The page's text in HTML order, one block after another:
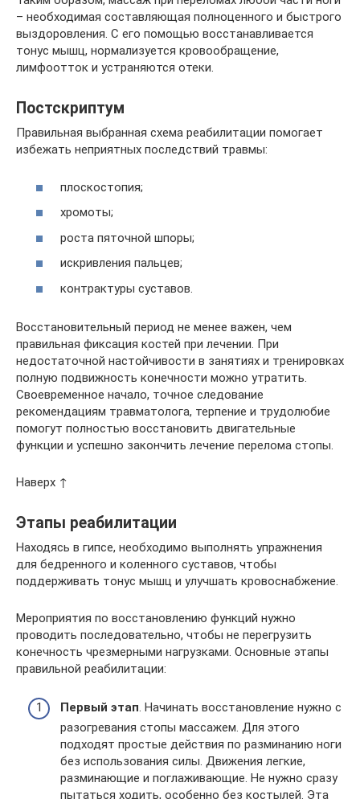
– необходимая составляющая полноценного и быстрого
выздоровления. С его помощью восстанавливается
тонус мышц, нормализуется кровообращение,
лимфоотток и устраняются отеки.
Постскриптум
Правильная выбранная схема реабилитации помогает
избежать неприятных последствий травмы:
плоскостопия;
хромоты;
роста пяточной шпоры;
искривления пальцев;
контрактуры суставов.
Восстановительный период не менее важен, чем
правильная фиксация костей при лечении. При
недостаточной настойчивости в занятиях и тренировках
полную подвижность конечности можно утратить.
Своевременное начало, точное следование
рекомендациям травматолога, терпение и трудолюбие
помогут полностью восстановить двигательные
функции и успешно закончить лечение перелома стопы.
Наверх ↑
Этапы реабилитации
Находясь в гипсе, необходимо выполнять упражнения
для бедренного и коленного суставов, чтобы
поддерживать тонус мышц и улучшать кровоснабжение.
Мероприятия по восстановлению функций нужно
проводить последовательно, чтобы не перегрузить
конечность чрезмерными нагрузками. Основные этапы
правильной реабилитации:
Первый этап. Начинать восстановление нужно с
разогревания стопы массажем. Для этого
подходят простые действия по разминанию ноги
без использования силы. Движения легкие,
разминающие и поглаживающие. Не нужно сразу
пытаться ходить, особенно без костылей. Эта